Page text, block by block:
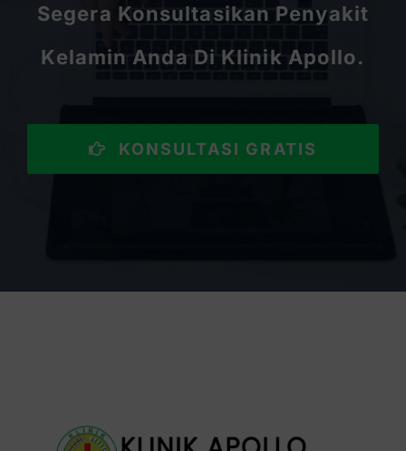
Segera Konsultasikan Penyakit
Kelamin Anda Di Klinik Apollo.
KONSULTASI GRATIS